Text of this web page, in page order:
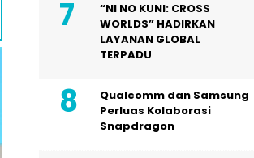
“NI NO KUNI: CROSS
WORLDS” HADIRKAN
LAYANAN GLOBAL
TERPADU
Qualcomm dan Samsung
Perluas Kolaborasi
Snapdragon